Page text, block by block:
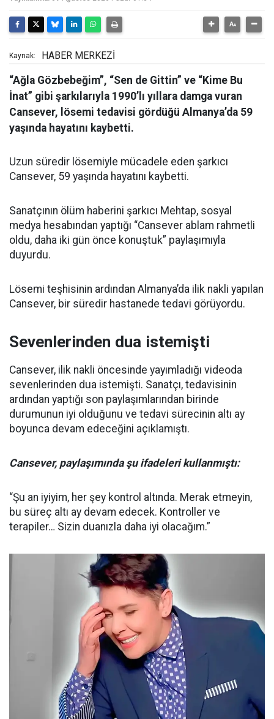
Kaynak: HABER MERKEZİ
“Ağla Gözbebeğim”, “Sen de Gittin” ve “Kime Bu
İnat” gibi şarkılarıyla 1990’lı yıllara damga vuran
Cansever, lösemi tedavisi gördüğü Almanya’da 59
yaşında hayatını kaybetti.
Uzun süredir lösemiyle mücadele eden şarkıcı
Cansever, 59 yaşında hayatını kaybetti.
Sanatçının ölüm haberini şarkıcı Mehtap, sosyal
medya hesabından yaptığı “Cansever ablam rahmetli
oldu, daha iki gün önce konuştuk” paylaşımıyla
duyurdu.
Lösemi teşhisinin ardından Almanya’da ilik nakli yapılan
Cansever, bir süredir hastanede tedavi görüyordu.
Sevenlerinden dua istemişti
Cansever, ilik nakli öncesinde yayımladığı videoda
sevenlerinden dua istemişti. Sanatçı, tedavisinin
ardından yaptığı son paylaşımlarından birinde
durumunun iyi olduğunu ve tedavi sürecinin altı ay
boyunca devam edeceğini açıklamıştı.
Cansever, paylaşımında şu ifadeleri kullanmıştı:
“Şu an iyiyim, her şey kontrol altında. Merak etmeyin,
bu süreç altı ay devam edecek. Kontroller ve
terapiler… Sizin duanızla daha iyi olacağım.”